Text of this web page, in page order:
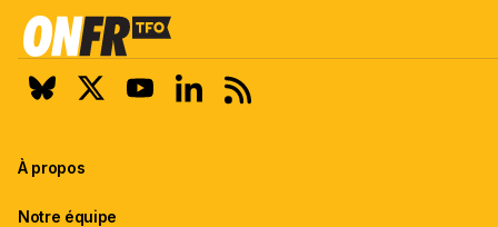
À propos
Notre équipe